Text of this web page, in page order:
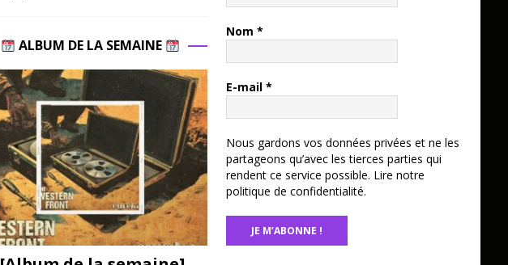
ALBUM DE LA SEMAINE
Nom *
E-mail *
Nous gardons vos données privées et ne les
partageons qu’avec les tierces parties qui
rendent ce service possible. Lire notre
politique de confidentialité.